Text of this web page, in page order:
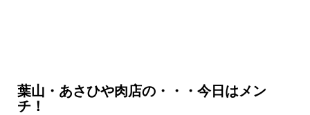
葉山・あさひや肉店の・・・今日はメン
チ！